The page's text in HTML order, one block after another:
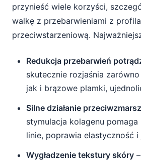
przynieść wiele korzyści,
walkę z przebarwieniami z
przeciwstarzeniową.
Redukcja przebarwień
skutecznie rozjaśnia
jak i brązowe plamki,
Silne działanie
stymulacja kolagenu pomaga
linie, poprawia elastyczność i
Wygładzenie tekstury skóry